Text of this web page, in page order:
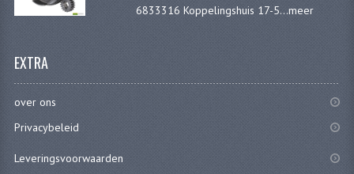
6833316 Koppelingshuis 17-5...meer
EXTRA
over ons
Privacybeleid
Leveringsvoorwaarden